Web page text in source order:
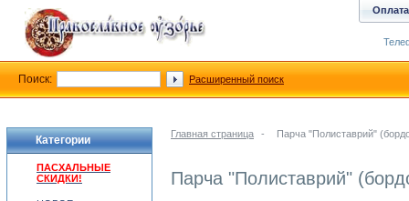
Главная страница - Парча "Полиставрий"
Парча "Полиставрий"
Категории
ПАСХАЛЬНЫЕ
СКИДКИ!
Оплата
Поиск: Расширенный поиск